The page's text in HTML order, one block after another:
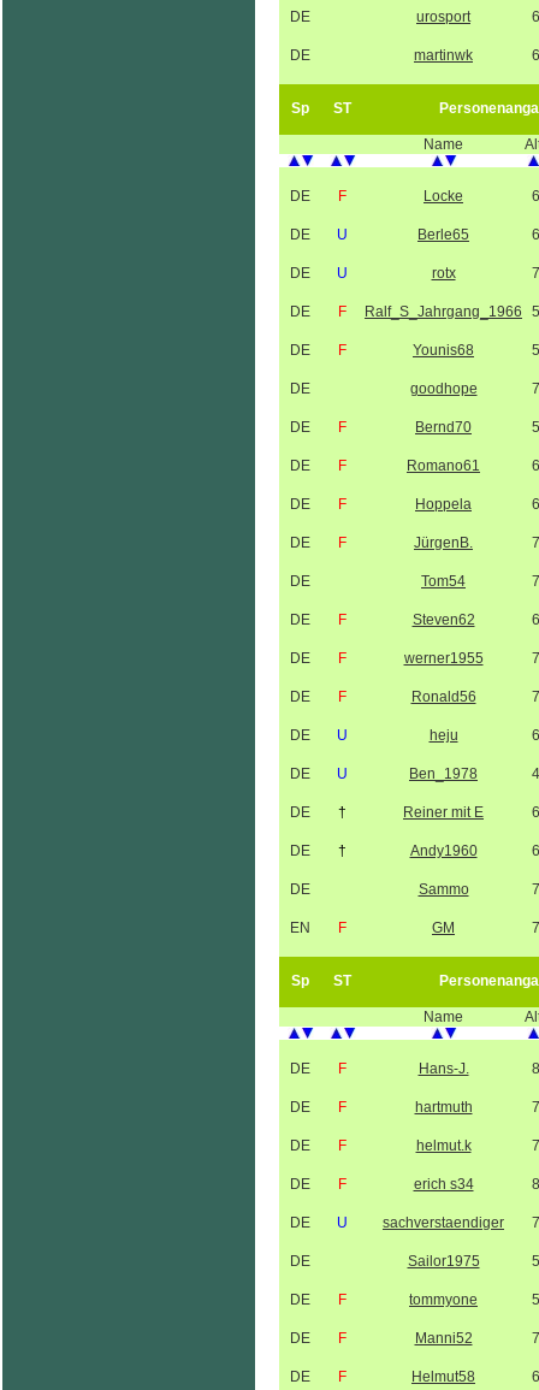
DE urosport
DE martinwk
Sp ST
Name
DE F Locke
DE U Berle65
DE U rotx
DE F Ralf_S_Jahrgang_1966
DE F Younis68
DE goodhope
DE F Bernd70
DE F Romano61
DE F Hoppela
DE F JürgenB.
DE Tom54
DE F Steven62
DE F werner1955
DE F Ronald56
DE U heju
DE U Ben_1978
DE † Reiner mit E
DE † Andy1960
DE Sammo
EN F GM
Sp ST
Name
DE F Hans-J.
DE F hartmuth
DE F helmut.k
DE F erich s34
DE U sachverstaendiger
DE Sailor1975
DE F tommyone
DE F Manni52
DE F Helmut58